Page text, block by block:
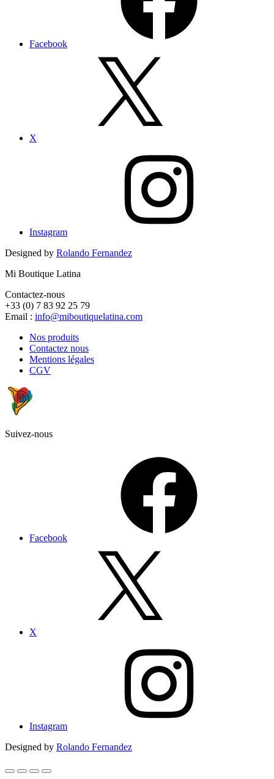
Facebook
X
Instagram
Designed by Rolando Fernandez
Mi Boutique Latina
Contactez-nous
+33 (0) 7 83 92 25 79
Email : info@miboutiquelatina.com
Nos produits
Contactez nous
Mentions légales
CGV
Suivez-nous
Facebook
X
Instagram
Designed by Rolando Fernandez